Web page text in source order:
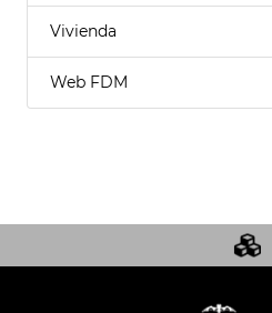
Vivienda
Web FDM